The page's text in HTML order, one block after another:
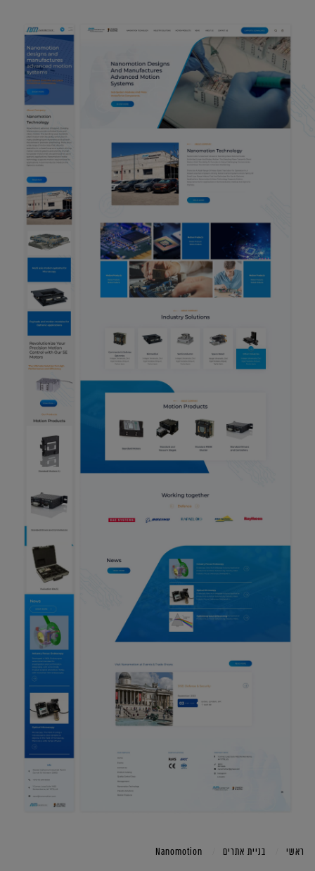
ראשי בניית אתרים Nanomotion